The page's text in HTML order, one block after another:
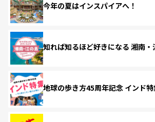
今年の夏はインスパイアへ！
知れば知るほど好きになる 湘南・
地球の歩き方45周年記念 インド